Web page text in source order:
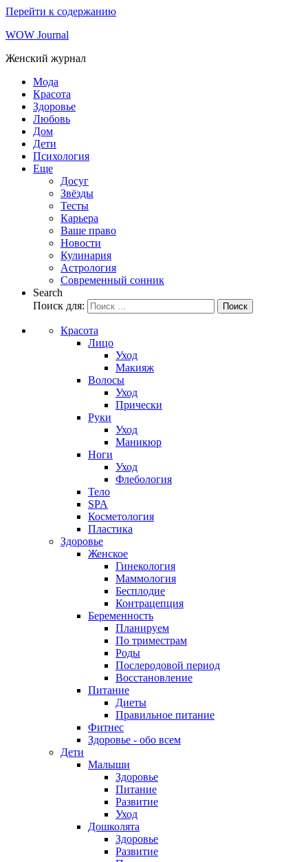
Перейти к содержанию
WOW Journal
Женский журнал
Мода
Красота
Здоровье
Любовь
Дом
Дети
Психология
Еще
Досуг
Звёзды
Тесты
Карьера
Ваше право
Новости
Кулинария
Астрология
Современный сонник
Search
Поиск для:
Поиск
Красота
Лицо
Уход
Макияж
Волосы
Уход
Прически
Руки
Уход
Маникюр
Ноги
Уход
Флебология
Тело
SPA
Косметология
Пластика
Здоровье
Женское
Гинекология
Маммология
Бесплодие
Контрацепция
Беременность
Планируем
По триместрам
Роды
Послеродовой период
Восстановление
Питание
Диеты
Правильное питание
Фитнес
Здоровье - обо всем
Дети
Малыши
Здоровье
Питание
Развитие
Уход
Дошколята
Здоровье
Развитие